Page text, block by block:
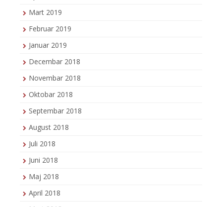
Mart 2019
Februar 2019
Januar 2019
Decembar 2018
Novembar 2018
Oktobar 2018
Septembar 2018
August 2018
Juli 2018
Juni 2018
Maj 2018
April 2018